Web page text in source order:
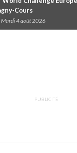
Cours
Mardi 4 août 2026
PUBLICITÉ